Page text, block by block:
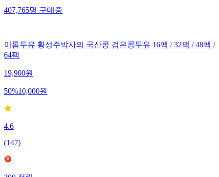
407,765명구매중
이롬두유 황성주박사의 국산콩 검은콩두유 16팩 / 32팩 / 48팩 /
64팩
19,900원
50%10,000원
4.6
(147)